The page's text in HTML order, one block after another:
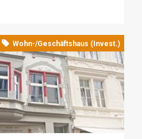
Wohn-/Geschäftshaus (Invest.)